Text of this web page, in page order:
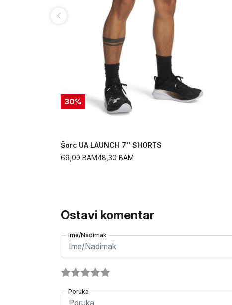
30%
Šorc UA LAUNCH 7'' SHORTS
48,30 BAM
69,00BAM
Ostavi komentar
Ime/Nadimak
Poruka